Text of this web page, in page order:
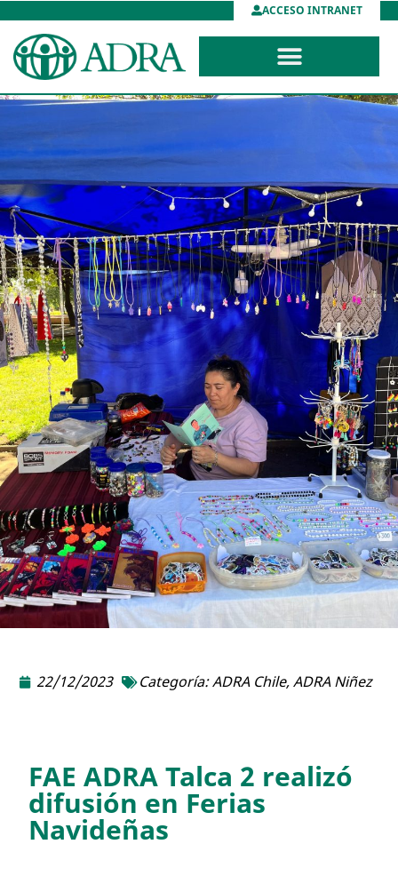
ACCESO INTRANET
22/12/2023 Categoría:ADRA Chile,ADRA Niñez
FAE ADRA Talca 2 realizó
difusión en Ferias
Navideñas